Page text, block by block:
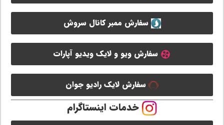
سفارش ممبر کانال سروش
سفارش ویو و لایک ویدیو آپارات
سفارش لایک رادیو جوان
خدمات اینستاگرام